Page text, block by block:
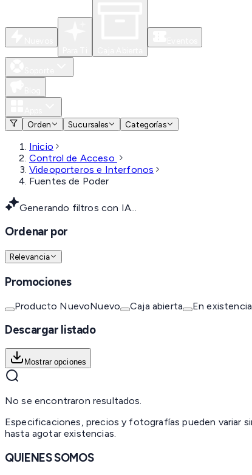
Orden
Sucursales Categorías
Inicio
Control de Acceso
Videoporteros e Interfonos
Fuentes de Poder
Generando filtros con IA...
Ordenar por
Relevancia
Promociones
Producto NuevoNuevo Caja abierta En existencia
Descargar listado
Mostrar opciones
No se encontraron resultados.
Especificaciones, precios y fotografías pueden variar
hasta agotar existencias.
QUIENES SOMOS